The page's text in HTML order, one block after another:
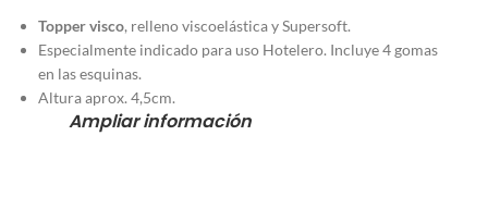
Topper visco, relleno viscoelástica y Supersoft.
Especialmente indicado para uso Hotelero. Incluye 4 gomas
en las esquinas.
Altura aprox. 4,5cm.
Ampliar información